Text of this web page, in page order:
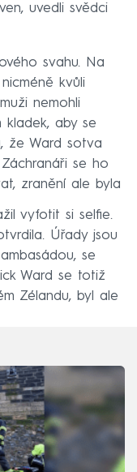
uvedli svědci
svahu. Na
kvůli
nemohli
kladek, aby se
že Ward sotva
se ho
zranění ale byla
vyfotit si selfie.
Úřady jsou
se
Ward se totiž
Zélandu, byl ale